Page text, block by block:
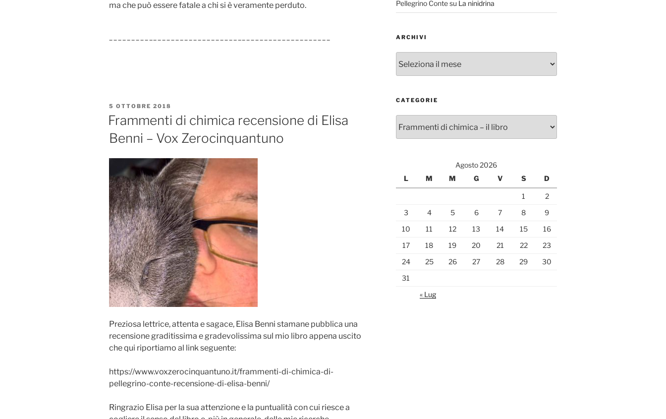
ma che può essere fatale a chi si è veramente perduto.
PUBBLICATO
IL
5 OTTOBRE 2018
Frammenti di chimica recensione di Elisa
Benni – Vox Zerocinquantuno
Preziosa lettrice, attenta e sagace, Elisa Benni stamane pubblica una
recensione graditissima e gradevolissima sul mio libro appena uscito
che qui riportiamo al link seguente:
https://www.voxzerocinquantuno.it/frammenti-di-chimica-di-
pellegrino-conte-recensione-di-elisa-benni/
Ringrazio Elisa per la sua attenzione e la puntualità con cui riesce a
Pellegrino Contesu La ninidrina
ARCHIVI
CATEGORIE
Agosto 2026
L
M M G V S D
1
2
3
4 5 6 7 8
9
10
11 12 13 14 15
16
17
18 19 20 21 22
23
24
25 26 27 28 29
30
31
« Lug